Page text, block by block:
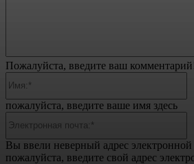
Пожалуйста, введите ваш
пожалуйста, введите ваше имя здесь
Вы ввели неверный адрес
пожалуйста, введите свой адрес